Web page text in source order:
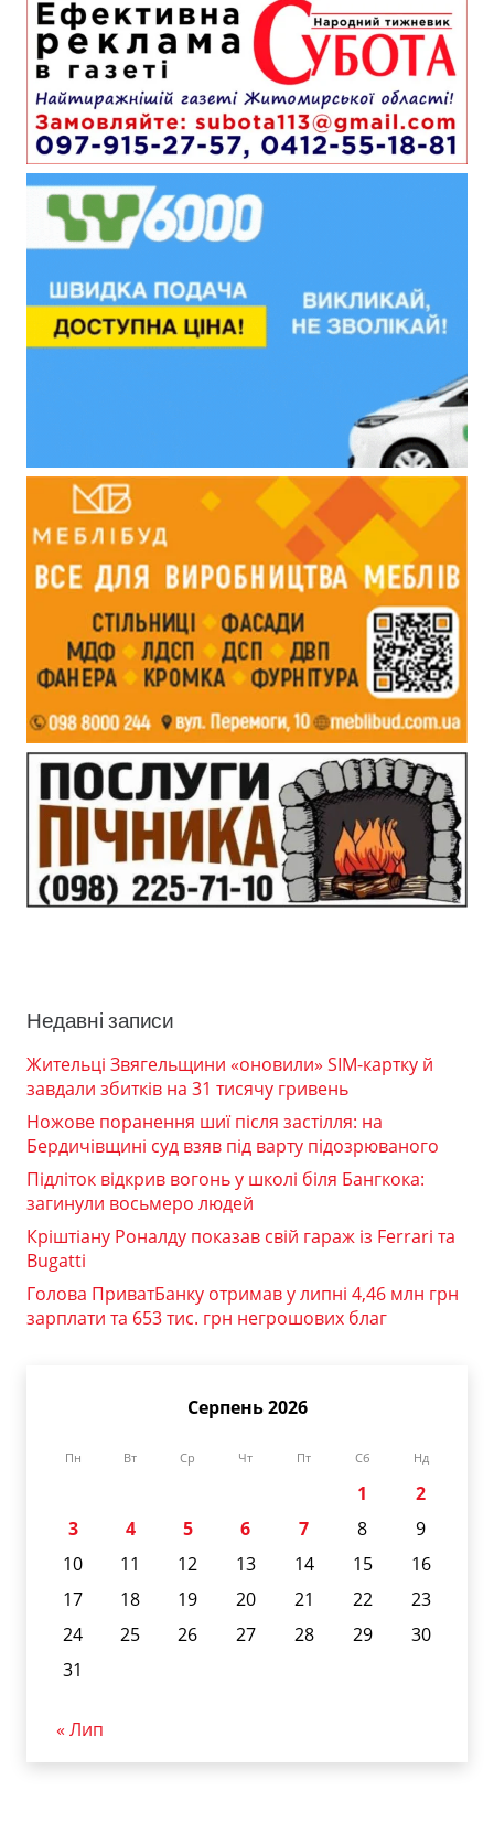
Недавні записи
Жительці Звягельщини «оновили» SIM-картку й
завдали збитків на 31 тисячу гривень
Ножове поранення шиї після застілля: на
Бердичівщині суд взяв під варту підозрюваного
Підліток відкрив вогонь у школі біля Бангкока:
загинули восьмеро людей
Кріштіану Роналду показав свій гараж із Ferrari та
Bugatti
Голова ПриватБанку отримав у липні 4,46 млн грн
зарплати та 653 тис. грн негрошових благ
Серпень 2026
Пн Вт Ср Чт Пт Сб Нд
1
2
3
4 5 6 7 8
9
10
11 12 13 14 15
16
17
18 19 20 21 22
23
24
25 26 27 28 29
30
31
« Лип